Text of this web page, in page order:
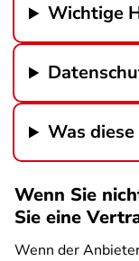
Wichtige
Was
Wenn Sie
Sie eine
Wenn der